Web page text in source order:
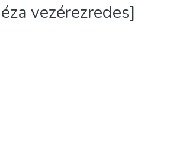
vezérezredes]